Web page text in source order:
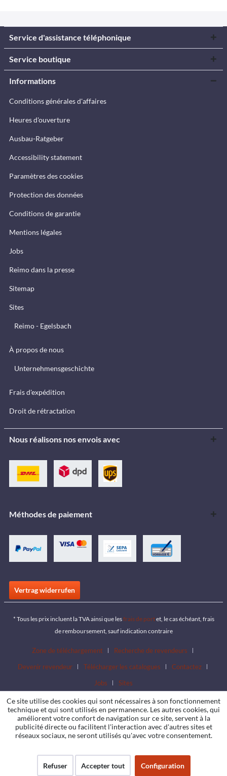
Service d'assistance téléphonique
Service boutique
Informations
Conditions générales d'affaires
Heures d'ouverture
Ausbau-Ratgeber
Accessibility statement
Paramètres des cookies
Protection des données
Conditions de garantie
Mentions légales
Jobs
Reimo dans la presse
Sitemap
Sites
Reimo - Egelsbach
À propos de nous
Unternehmensgeschichte
Frais d'expédition
Droit de rétractation
Nous réalisons nos envois avec
Méthodes de paiement
Vertrag widerrufen
* Tous les prix incluent la TVA ainsi que lesfrais de portet, le cas échéant, frais
de remboursement, sauf indication contraire
Zone de téléchargement
Recherche de revendeurs
Devenir revendeur
Télécharger les catalogues
Contactez
Jobs
Sites
Ce site utilise des cookies qui sont nécessaires à son fonctionnement
technique et qui sont utilisés en permanence. Les autres cookies, qui
améliorent votre confort de navigation sur ce site, servent à la
publicité directe ou facilitent l'interaction avec d'autres sites et
réseaux sociaux, ne seront utilisés qu'avec votre consentement.
Refuser Accepter tout Configuration